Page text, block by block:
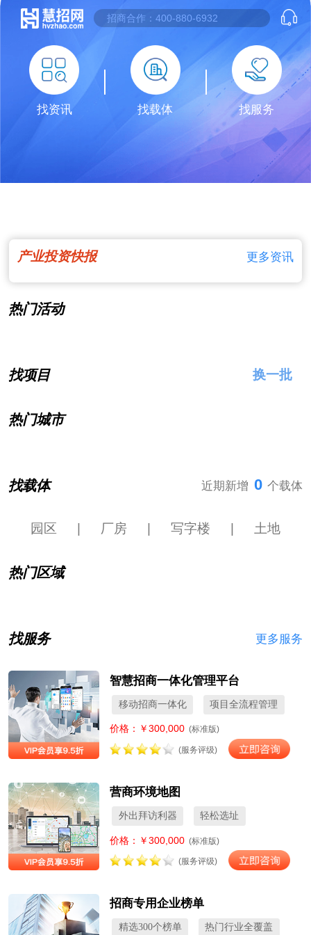
找资讯 找载体 找服务
产业投资快报 更多资讯
热门活动
找项目 换一批
热门城市
找载体 近期新增 0 个载体
园区 厂房 写字楼 土地
热门区域
找服务 更多服务
智慧招商一体化管理平台
移动招商一体化 项目全流程管理
价格：￥300,000 (标准版)
(服务评级)
营商环境地图
外出拜访利器 轻松选址
价格：￥300,000 (标准版)
(服务评级)
招商专用企业榜单
精选300个榜单 热门行业全覆盖